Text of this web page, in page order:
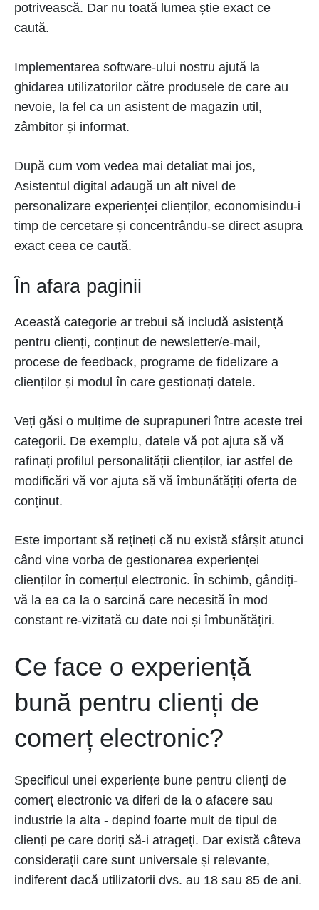
potrivească. Dar nu toată lumea știe exact ce
caută.
Implementarea software-ului nostru ajută la
ghidarea utilizatorilor către produsele de care au
nevoie, la fel ca un asistent de magazin util,
zâmbitor și informat.
După cum vom vedea mai detaliat mai jos,
Asistentul digital adaugă un alt nivel de
personalizare experienței clienților, economisindu-i
timp de cercetare și concentrându-se direct asupra
exact ceea ce caută.
În afara paginii
Această categorie ar trebui să includă asistență
pentru clienți, conținut de newsletter/e-mail,
procese de feedback, programe de fidelizare a
clienților și modul în care gestionați datele.
Veți găsi o mulțime de suprapuneri între aceste trei
categorii. De exemplu, datele vă pot ajuta să vă
rafinați profilul personalității clienților, iar astfel de
modificări vă vor ajuta să vă îmbunătățiți oferta de
conținut.
Este important să rețineți că nu există sfârșit atunci
când vine vorba de gestionarea experienței
clienților în comerțul electronic. În schimb, gândiți-
vă la ea ca la o sarcină care necesită în mod
constant re-vizitată cu date noi și îmbunătățiri.
Ce face o experiență
bună pentru clienți de
comerț electronic?
Specificul unei experiențe bune pentru clienți de
comerț electronic va diferi de la o afacere sau
industrie la alta - depind foarte mult de tipul de
clienți pe care doriți să-i atrageți. Dar există câteva
considerații care sunt universale și relevante,
indiferent dacă utilizatorii dvs. au 18 sau 85 de ani.